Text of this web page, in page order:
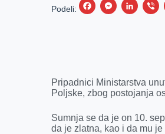
Podeli:
F
o
k
M
n
e
L
d
n
V
Pripadnici Ministarstva
Poljske, zbog postojanja
Sumnja se da je on 10.
da je zlatna, kao i da mu